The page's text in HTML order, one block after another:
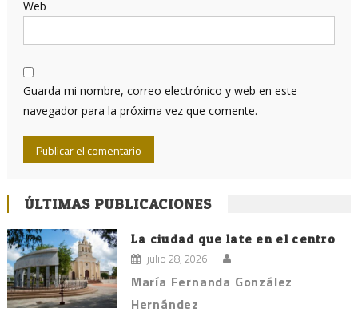
Web
Guarda mi nombre, correo electrónico y web en este
navegador para la próxima vez que comente.
ÚLTIMAS PUBLICACIONES
La ciudad que late en el centro
julio 28, 2026
María Fernanda González
Hernández